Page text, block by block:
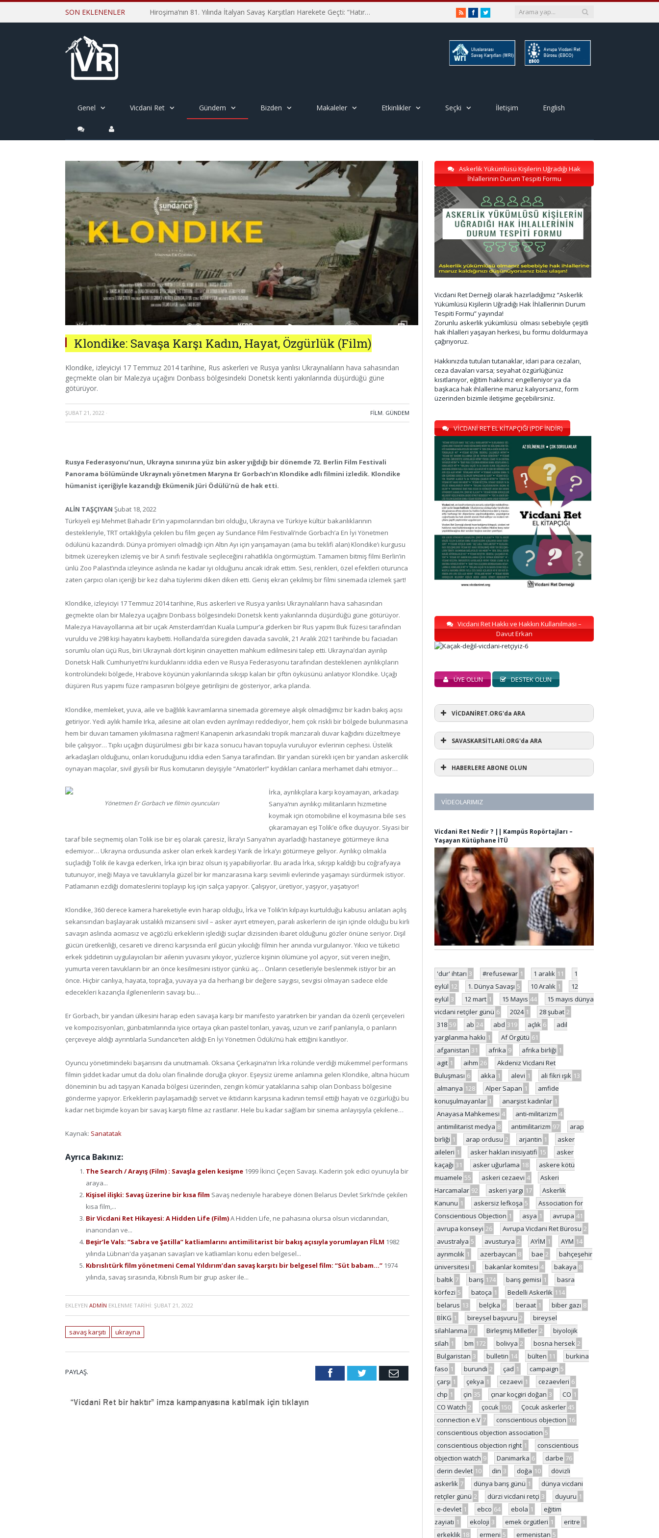
SON EKLENENLER Hiroşima’nın 81. Yılında İtalyan Savaş Karşıtları Harekete Geçti: “Hatırlamak yeterli değil” RSSFacebookTwitter
Genel Vicdani Ret Gündem Bizden Makaleler Etkinlikler Seçki İletişim English
Klondike: Savaşa Karşı Kadın, Hayat, Özgürlük (Film)
Klondike, izleyiciyi 17 Temmuz 2014 tarihine, Rus askerleri ve Rusya yanlısı Ukraynalıların hava sahasından
geçmekte olan bir Malezya uçağını Donbass bölgesindeki Donetsk kenti yakınlarında düşürdüğü güne
götürüyor.
ŞUBAT 21, 2022 · FILM, GÜNDEM
Rusya Federasyonu’nun, Ukrayna sınırına yüz bin asker yığdığı bir dönemde 72. Berlin Film Festivali
Panorama bölümünde Ukraynalı yönetmen Maryna Er Gorbach’ın Klondike adlı filmini izledik. Klondike
hümanist içeriğiyle kazandığı Ekümenik Jüri Ödülü’nü de hak etti.
ALİN TAŞÇIYAN Şubat 18, 2022
Türkiyeli eşi Mehmet Bahadır Er’in yapımcılarından biri olduğu, Ukrayna ve Türkiye kültür bakanlıklarının
destekleriyle, TRT ortaklığıyla çekilen bu film geçen ay Sundance Film Festivali’nde Gorbach’a En İyi Yönetmen
ödülünü kazandırdı. Dünya prömiyeri olmadığı için Altın Ayı için yarışamayan (ama bu teklifi alan) Klondike’ı kurgusu
bitmek üzereyken izlemiş ve bir A sınıfı festivale seçileceğini rahatlıkla öngörmüştüm. Tamamen bitmiş filmi Berlin’in
ünlü Zoo Palast’ında izleyince aslında ne kadar iyi olduğunu ancak idrak ettim. Sesi, renkleri, özel efektleri oturunca
zaten çarpıcı olan içeriği bir kez daha tüylerimi diken diken etti. Geniş ekran çekilmiş bir filmi sinemada izlemek şart!
Klondike, izleyiciyi 17 Temmuz 2014 tarihine, Rus askerleri ve Rusya yanlısı Ukraynalıların hava sahasından
geçmekte olan bir Malezya uçağını Donbass bölgesindeki Donetsk kenti yakınlarında düşürdüğü güne götürüyor.
Malezya Havayollarına ait bir uçak Amsterdam’dan Kuala Lumpur’a giderken bir Rus yapımı Buk füzesi tarafından
vuruldu ve 298 kişi hayatını kaybetti. Hollanda’da süregiden davada savcılık, 21 Aralık 2021 tarihinde bu faciadan
sorumlu olan üçü Rus, biri Ukraynalı dört kişinin cinayetten mahkum edilmesini talep etti. Ukrayna’dan ayırılıp
Donetsk Halk Cumhuriyeti’ni kurduklarını iddia eden ve Rusya Federasyonu tarafından desteklenen ayrılıkçıların
kontrolündeki bölgede, Hrabove köyünün yakınlarında sıkışıp kalan bir çiftin öyküsünü anlatıyor Klondike. Uçağı
düşüren Rus yapımı füze rampasının bölgeye getirilişini de gösteriyor, arka planda.
Klondike, memleket, yuva, aile ve bağlılık kavramlarına sinemada göremeye alışık olmadığımız bir kadın bakış açısı
getiriyor. Yedi aylık hamile Irka, ailesine ait olan evden ayrılmayı reddediyor, hem çok riskli bir bölgede bulunmasına
hem bir duvarı tamamen yıkılmasına rağmen! Kanapenin arkasındaki tropik manzaralı duvar kağıdını düzeltmeye
bile çalışıyor… Tıpkı uçağın düşürülmesi gibi bir kaza sonucu havan topuyla vuruluyor evlerinin cephesi. Üstelik
arkadaşları olduğunu, onları koruduğunu iddia eden Sanya tarafından. Bir yandan sürekli içen bir yandan askercilik
oynayan maçolar, sivil giysili bir Rus komutanın deyişiyle “Amatörler!” kıydıkları canlara merhamet dahi etmiyor…
Yönetmen Er Gorbach ve filmin oyuncuları
İrka, ayrılıkçılara karşı koyamayan, arkadaşı
Sanya’nın ayrılıkçı militanların hizmetine
koymak için otomobiline el koymasına bile ses
çıkaramayan eşi Tolik’e öfke duyuyor. Siyasi bir
taraf bile seçmemiş olan Tolik ise bir eş olarak çaresiz, İkra’yı Sanya’nın ayarladığı hastaneye götürmeye ikna
edemiyor… Ukrayna ordusunda asker olan erkek kardeşi Yarik de İrka’yı götürmeye geliyor. Ayrılıkçı olmakla
suçladığı Tolik ile kavga ederken, İrka için biraz olsun iş yapabiliyorlar. Bu arada İrka, sıkışıp kaldığı bu coğrafyaya
tutunuyor, ineği Maya ve tavuklarıyla güzel bir kır manzarasına karşı sevimli evlerinde yaşamayı sürdürmek istiyor.
Patlamanın ezdiği domateslerini toplayıp kış için salça yapıyor. Çalışıyor, üretiyor, yaşıyor, yaşatıyor!
Klondike, 360 derece kamera hareketiyle evin harap olduğu, İrka ve Tolik’in kılpayı kurtulduğu kabusu anlatan açılış
sekansından başlayarak ustalıklı mizanseni sivil – asker ayırt etmeyen, paralı askerlerin de işin içinde olduğu bu kirli
savaşın aslında acımasız ve açgözlü erkeklerin işlediği suçlar dizisinden ibaret olduğunu gözler önüne seriyor. Dişil
gücün üretkenliği, cesareti ve direnci karşısında eril gücün yıkıcılığı filmin her anında vurgulanıyor. Yıkıcı ve tüketici
erkek şiddetinin uygulayıcıları bir ailenin yuvasını yıkıyor, yüzlerce kişinin ölümüne yol açıyor, süt veren ineğin,
yumurta veren tavukların bir an önce kesilmesini istiyor çünkü aç… Onların cesetleriyle beslenmek istiyor bir an
önce. Hiçbir canlıya, hayata, toprağa, yuvaya ya da herhangi bir değere saygısı, sevgisi olmayan sadece elde
edecekleri kazançla ilgilenenlerin savaşı bu…
Er Gorbach, bir yandan ülkesini harap eden savaşa karşı bir manifesto yaratırken bir yandan da özenli çerçeveleri
ve kompozisyonları, günbatımlarında iyice ortaya çıkan pastel tonları, yavaş, uzun ve zarif panlarıyla, o panların
çerçeveye aldığı ayrıntılarla Sundance’ten aldığı En İyi Yönetmen Ödülü’nü hak ettiğini kanıtlıyor.
Oyuncu yönetimindeki başarısını da unutmamalı. Oksana Çerkaşina’nın İrka rolünde verdiği mükemmel performans
filmin şiddet kadar umut da dolu olan finalinde doruğa çıkıyor. Eşeysiz üreme anlamına gelen Klondike, altına hücum
döneminin bu adı taşıyan Kanada bölgesi üzerinden, zengin kömür yataklarına sahip olan Donbass bölgesine
gönderme yapıyor. Erkeklerin paylaşamadığı servet ve iktidarın karşısına kadının temsil ettiği hayatı ve özgürlüğü bu
kadar net biçimde koyan bir savaş karşıtı filme az rastlanır. Hele bu kadar sağlam bir sinema anlayışıyla çekilene…
Kaynak: Sanatatak
Ayrıca Bakınız:
The Search / Arayış (Film) : Savaşla gelen kesişme 1999 İkinci Çeçen Savaşı. Kaderin şok edici oyunuyla bir
araya...
Kişisel ilişki: Savaş üzerine bir kısa film Savaş nedeniyle harabeye dönen Belarus Devlet Sirki’nde çekilen
kısa film,...
Bir Vicdani Ret Hikayesi: A Hidden Life (Film)A Hidden Life, ne pahasına olursa olsun vicdanından,
inancından ve...
Beşir’le Vals: “Sabra ve Şatilla” katliamlarını antimilitarist bir bakış açısıyla yorumlayan FİLM 1982
yılında Lübnan'da yaşanan savaşları ve katliamları konu eden belgesel...
Kıbrıslıtürk film yönetmeni Cemal Yıldırım’dan savaş karşıtı bir belgesel film: “Süt babam…” 1974
yılında, savaş sırasında, Kıbrıslı Rum bir grup asker ile...
EKLEYEN ADMIN EKLENME TARIHI: ŞUBAT 21, 2022
savaş karşıtı ukrayna
PAYLAŞ. FacebookTwitter Email
Askerlik Yükümlüsü Kişilerin Uğradığı Hak
İhlallerinin Durum Tespiti Formu
Vicdani Ret Derneği olarak hazırladığımız “Askerlik
Yükümlüsü Kişilerin Uğradığı Hak İhlallerinin Durum
Tespiti Formu” yayında!
Zorunlu askerlik yükümlüsü olması sebebiyle çeşitli
hak ihlalleri yaşayan herkesi, bu formu doldurmaya
çağırıyoruz.
Hakkınızda tutulan tutanaklar, idari para cezaları,
ceza davaları varsa; seyahat özgürlüğünüz
kısıtlanıyor, eğitim hakkınız engelleniyor ya da
başkaca hak ihlallerine maruz kalıyorsanız, form
üzerinden bizimle iletişime geçebilirsiniz.
VİCDANİ RET EL KİTAPÇIĞI (PDF İNDİR)
Vicdani Ret Hakkı ve Hakkın Kullanılması –
Davut Erkan
ÜYE OLUN DESTEK OLUN
VİCDANİRET.ORG'da ARA
SAVASKARSİTLARİ.ORG'da ARA
HABERLERE ABONE OLUN
VIDEOLARIMIZ
Vicdani Ret Nedir ? || Kampüs Ropörtajları –
Yaşayan Kütüphane İTÜ
'dur' ihtarı 3 #refusewar 1 1 aralık 11
1
eylül 12 1. Dünya Savaşı 5 10 Aralık 1
12
eylül 3 12 mart 1 15 Mayıs 44
15 mayıs dünya
vicdani retçiler günü 6 2024 1 28 şubat 2
318 59 ab 24 abd 319 açlık 6
adil
yargılanma hakkı 1 Af Örgütü 61
afganistan 31 afrika 9 afrika birliği 1
agit 1 aihm 26
Akdeniz Vicdani Ret
Buluşması 6 akka 1 alevi 1 ali fikri ışık 13
almanya 128 Alper Sapan 1
amfide
konuşulmayanlar 1 anarşist kadınlar 1
Anayasa Mahkemesi 4 anti-militarizm 4
antimilitarist medya 8 antimilitarizm 97
arap
birliği 1 arap ordusu 2 arjantin 1
asker
aileleri 1 asker hakları inisiyatifi 15
asker
kaçağı 31 asker uğurlama 18
askere kötü
muamele 55 askeri cezaevi 4
Askeri
Harcamalar 92 askeri yargı 17
Askerlik
Kanunu 1 askersiz lefkoşa 5
Association for
Conscientious Objection 1 asya 1 avrupa 41
avrupa konseyi 26 Avrupa Vicdani Ret Bürosu 2
avustralya 5 avusturya 2 AYİM 1 AYM 14
ayrımcılık 1 azerbaycan 8 bae 2
bahçeşehir
üniversitesi 1 bakanlar komitesi 4 bakaya 8
baltık 7 barış 174 barış gemisi 1
basra
körfezi 5 batoça 1 Bedelli Askerlik 114
belarus 13 belçika 6 beraat 1 biber gazı 8
BİKG 1 bireysel başvuru 2
bireysel
silahlanma 71 Birleşmiş Milletler 2
biyolojik
silah 1 bm 172 bolivya 2 bosna hersek 2
Bulgaristan 3 bulletin 14 bülten 11
burkina
faso 1 burundi 2 çad 1 campaign 5
çarşı 1 çekya 1 cezaevi 1 cezaevleri 6
chp 1 çin 35 çınar koçgiri doğan 3 CO 1
CO Watch 2 çocuk 150 Çocuk askerler 45
connection e.V 7 conscientious objection 16
conscientious objection association 5
conscientious objection right 1
conscientious
objection watch 9 Danimarka 6 darbe 76
derin devlet 10 din 3 doğa 10
dövizli
askerlik 7 dünya barış günü 1
dünya vicdani
retçiler günü 2 dürzi vicdani retçi 3 duyuru 1
e-devlet 1 ebco 64 ebola 1
eğitim
zayiatı 1 ekoloji 3 emek örgütleri 1 eritre 1
erkeklik 18 ermeni 5 ermenistan 5